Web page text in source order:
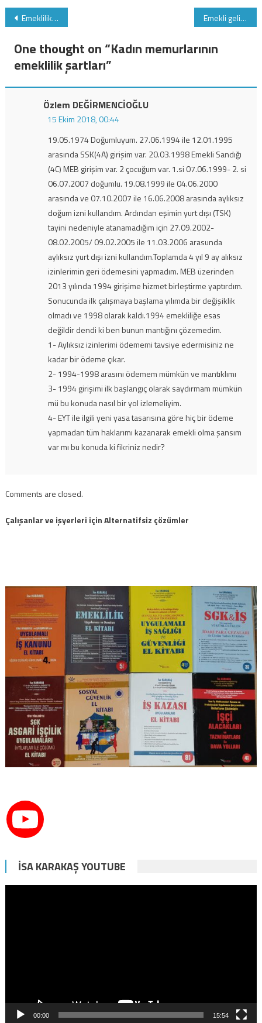
Yazı
gezinmesi
Emeklilikte yaşa takılanlar karamsarlığa gerek yok Emekli gelir ve aylık artışları
One thought on “Kadın memurlarının
emeklilik şartları”
Özlem DEĞİRMENCİOĞLU
15 Ekim 2018, 00:44
19.05.1974 Doğumluyum. 27.06.1994 ile 12.01.1995
arasında SSK(4A) girişim var. 20.03.1998 Emekli Sandığı
(4C) MEB girişim var. 2 çocuğum var. 1.si 07.06.1999- 2. si
06.07.2007 doğumlu. 19.08.1999 ile 04.06.2000
arasında ve 07.10.2007 ile 16.06.2008 arasında aylıksız
doğum izni kullandım. Ardından eşimin yurt dışı (TSK)
tayini nedeniyle atanamadığım için 27.09.2002-
08.02.2005/ 09.02.2005 ile 11.03.2006 arasunda
aylıksız yurt dışı izni kullandım.Toplamda 4 yıl 9 ay alıksız
izinlerimin geri ödemesini yapmadım. MEB üzerinden
2013 yılında 1994 girişime hizmet birleştirme yaptırdım.
Sonucunda ilk çalışmaya başlama yılımda bir değişiklik
olmadı ve 1998 olarak kaldı.1994 emekliliğe esas
değildir dendi ki ben bunun mantığını çözemedim.
1- Aylıksız izinlerimi ödememi tavsiye edermisiniz ne
kadar bir ödeme çıkar.
2- 1994-1998 arasını ödemem mümkün ve mantıklımı
3- 1994 girişimi ilk başlangıç olarak saydırmam mümkün
mü bu konuda nasıl bir yol izlemeliyim.
4- EYT ile ilgili yeni yasa tasarısına göre hiç bir ödeme
yapmadan tüm haklarımı kazanarak emekli olma şansım
var mı bu konuda ki fikriniz nedir?
Comments are closed.
Çalışanlar ve işyerleri için Alternatifsiz çözümler
İSA KARAKAŞ YOUTUBE
00:00 15:54